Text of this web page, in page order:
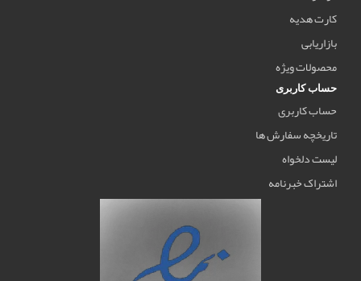
کارت هدیه
بازاریابی
محصولات ویژه
حساب کاربری
حساب کاربری
تاریخچه سفارش ها
لیست دلخواه
اشتراک خبرنامه